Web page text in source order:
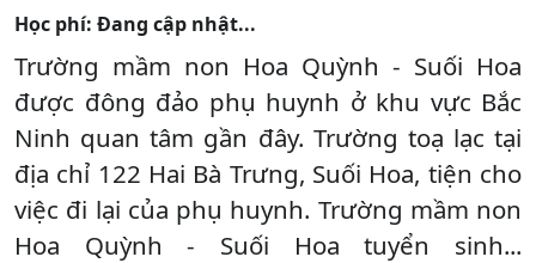
Học phí: Đang cập nhật...
Trường mầm non Hoa Quỳnh - Suối Hoa
được đông đảo phụ huynh ở khu vực Bắc
Ninh quan tâm gần đây. Trường toạ lạc tại
địa chỉ 122 Hai Bà Trưng, Suối Hoa, tiện cho
việc đi lại của phụ huynh. Trường mầm non
Hoa Quỳnh - Suối Hoa tuyển sinh...